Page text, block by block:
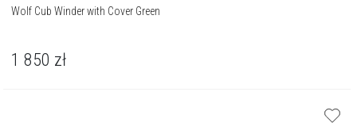
Wolf Cub Winder with Cover Green
1 850 zł